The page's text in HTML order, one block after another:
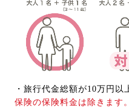
・旅行代金総額が10万円
保険の保険料金は除きます。